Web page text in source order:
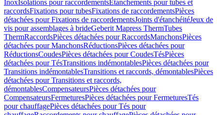
InoxIsolations pour raccordementsEtanchements pour tubes et
raccordsFixations pour tubesFixations de raccordementsPièces
détachées pour Fixations de raccordementsJoints d'étanchéitéJeux de
vis pour assemblages à brideGeberit Mapress ThermTubes
ThermRaccordsPièces détachées pour RaccordsManchonsPièces
détachées pour ManchonsRéductionsPièces détachées pour
RéductionsCoudesPièces détachées pour CoudesTésPièces
détachées pour TésTransitions indémontablesPièces détachées pour
Transitions indémontablesTransitions et raccords, démontablesPièces
détachées pour Transitions et raccords,
démontablesCompensateursPièces détachées pour
CompensateursFermeturesPièces détachées pour FermeturesTés
pour chauffagePièces détachées pour Tés pour